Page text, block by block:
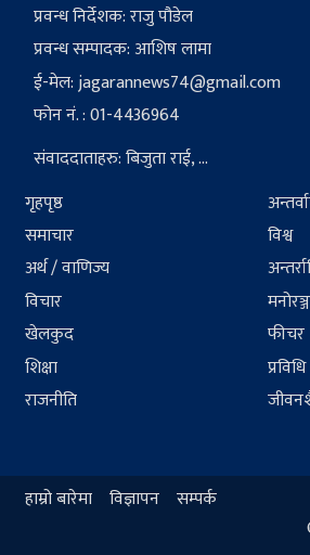
प्रवन्ध निर्देशक: राजु पौडेल
प्रवन्ध सम्पादक: आशिष लामा
ई-मेल: jagarannews74@gmail.com
फोन नं. : 01-4436964
संवाददाताहरु: बिजुता राई, ...
गृहपृष्ठ
समाचार
अर्थ / वाणिज्य
विचार
खेलकुद
शिक्षा
राजनीति
विश्व
फीचर
प्रविधि
हाम्रो बारेमा विज्ञापन सम्पर्क